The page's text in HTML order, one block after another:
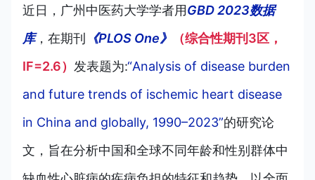
近日，广州中医药大学学者用GBD 2023数据
库，在期刊 《PLOS One》
（综合性期刊3区，
IF=2.6） 发表题为:“Analysis of disease burden
and future trends of ischemic heart disease
in China and globally, 1990–2023”的研究论
文，旨在分析中国和全球不同年龄和性别群体中